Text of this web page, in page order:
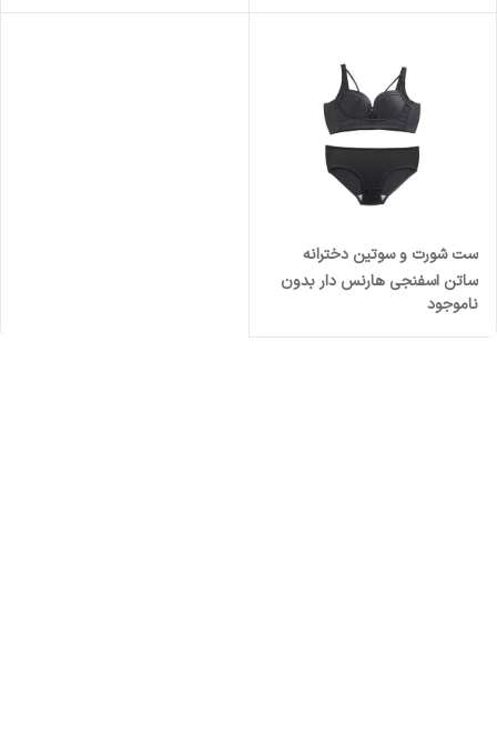
ست شورت و سوتین دخترانه
ساتن اسفنجی هارنس دار بدون
فنر جلو دکمه ای بند قابل تنظیم
ناموجود